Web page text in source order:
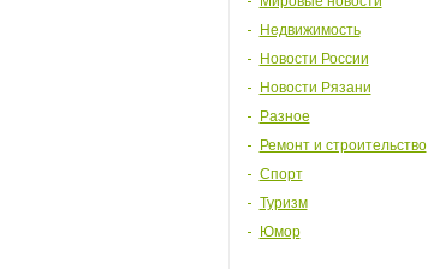
Недвижимость
Новости России
Новости Рязани
Разное
Ремонт и строительство
Спорт
Туризм
Юмор